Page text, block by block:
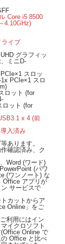
Core i5 8500
4.10GHz)
ライブ
グラフィッ
ミニD-
スロッ
PCIe×1 スロ
ロット (for
ロット (for
x 4 (前
入済み
あります。
確認済み、ク
Word (ワード)
(パワ
(ワンノート) な
Office アプリが
サービスで
カットからア
Online」をご
利用にはイン
イクロソフト
Online で
Office と比べ